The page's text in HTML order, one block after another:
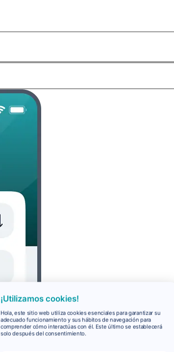
¡Utilizamos cookies!
Hola, este sitio web utiliza cookies esenciales para garantizar su
adecuado funcionamiento y sus hábitos de navegación para
comprender cómo interactúas con él. Este último se establecerá
solo después del consentimiento.